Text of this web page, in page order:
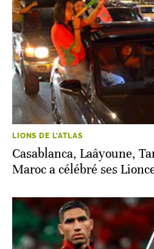
LIONS DE L'ATLAS
Casablanca, Laâyoune,
Maroc a célébré ses